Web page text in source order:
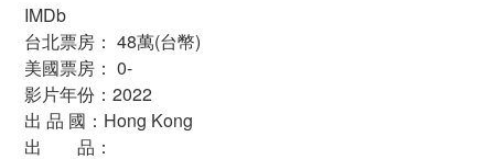
IMDb
台北票房： 48萬(台幣)
美國票房： 0-
影片年份：2022
出 品 國：Hong Kong
出 品：